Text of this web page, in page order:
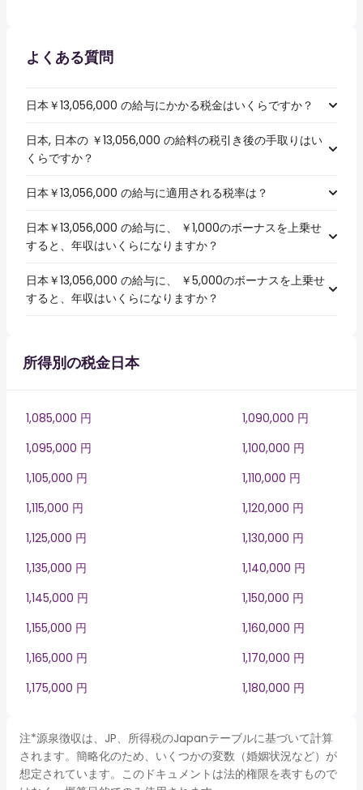
よくある質問
日本￥13,056,000 の給与にかかる税金はいくらですか？
日本, 日本の ￥13,056,000 の給料の税引き後の手取りはい
くらですか？
日本￥13,056,000 の給与に適用される税率は？
日本￥13,056,000 の給与に、 ￥1,000のボーナスを上乗せ
すると、年収はいくらになりますか？
日本￥13,056,000 の給与に、 ￥5,000のボーナスを上乗せ
すると、年収はいくらになりますか？
所得別の税金日本
1,085,000 円
1,090,000 円
1,095,000 円
1,100,000 円
1,105,000 円
1,110,000 円
1,115,000 円
1,120,000 円
1,125,000 円
1,130,000 円
1,135,000 円
1,140,000 円
1,145,000 円
1,150,000 円
1,155,000 円
1,160,000 円
1,165,000 円
1,170,000 円
1,175,000 円
1,180,000 円
注*源泉徴収は、JP、所得税のJapanテーブルに基づいて計算
されます。簡略化のため、いくつかの変数（婚姻状況など）が
想定されています。このドキュメントは法的権限を表すもので